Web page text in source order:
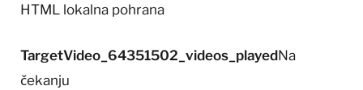
HTML lokalna pohrana
TargetVideo_64351502_videos_playedNa
čekanju